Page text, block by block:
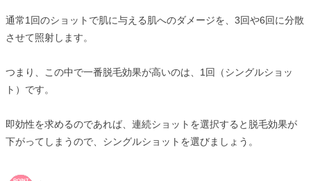
通常1回のショットで肌に与える肌へのダメージを、3回や6回に分散
させて照射します。
つまり、この中で一番脱毛効果が高いのは、1回（シングルショッ
ト）です。
即効性を求めるのであれば、連続ショットを選択すると脱毛効果が
下がってしまうので、シングルショットを選びましょう。